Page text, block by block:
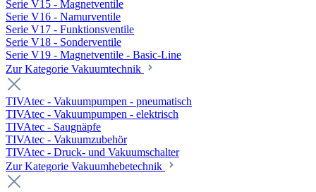
Serie V15 - Magnetventile
Serie V16 - Namurventile
Serie V17 - Funktionsventile
Serie V18 - Sonderventile
Serie V19 - Magnetventile - Basic-Line
Zur Kategorie Vakuumtechnik
TIVAtec - Vakuumpumpen - pneumatisch
TIVAtec - Vakuumpumpen - elektrisch
TIVAtec - Saugnäpfe
TIVAtec - Vakuumzubehör
TIVAtec - Druck- und Vakuumschalter
Zur Kategorie Vakuumhebetechnik